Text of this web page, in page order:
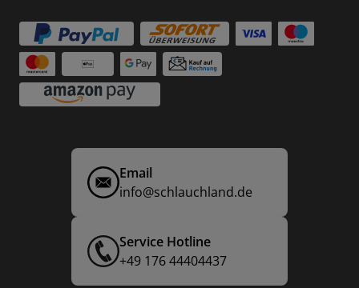
Email
info@schlauchland.de
Service Hotline
+49 176 44404437